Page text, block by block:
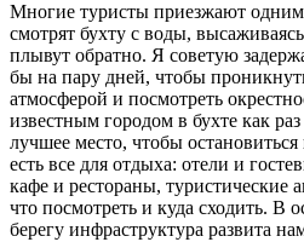
Многие туристы приезжают
смотрят бухту с воды,
плывут обратно. Я советую
бы на пару дней, чтобы
атмосферой и посмотреть
известным городом в бухте как
лучшее место, чтобы
есть все для отдыха: отели и
кафе и рестораны, туристические
что посмотреть и куда сходить. В
берегу инфраструктура развита